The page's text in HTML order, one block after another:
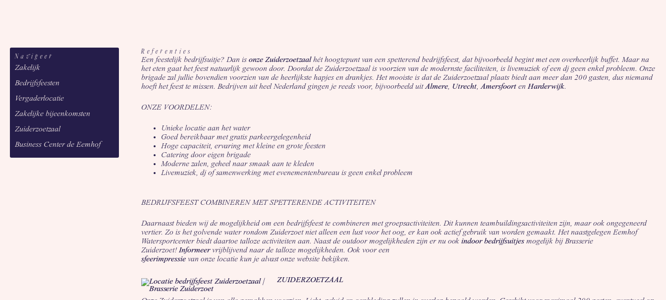
Navigeer
Zakelijk
Bedrijfsfeesten
Vergaderlocatie
Zakelijke bijeenkomsten
Zuiderzoetzaal
Business Center de Eemhof
Referenties
Een feestelijk bedrijfsuitje? Dan is onze Zuiderzoetzaalhét hoogtepunt van een spetterend bedrijfsfeest, dat bijvoorbeeld begint met een overheerlijk buffet. Maar na
het eten gaat het feest natuurlijk gewoon door. Doordat de Zuiderzoetzaal is voorzien van de modernste faciliteiten, is livemuziek of een dj geen enkel probleem. Onze
brigade zal jullie bovendien voorzien van de heerlijkste hapjes en drankjes. Het mooiste is dat de Zuiderzoetzaal plaats biedt aan meer dan 200 gasten, dus niemand
hoeft het feest te missen. Bedrijven uit heel Nederland gingen je reeds voor, bijvoorbeeld uitAlmere, Utrecht,AmersfoortenHarderwijk.
ONZE VOORDELEN:
Unieke locatie aan het water
Goed bereikbaar met gratis parkeergelegenheid
Hoge capaciteit, ervaring met kleine en grote feesten
Catering door eigen brigade
Moderne zalen, geheel naar smaak aan te kleden
Livemuziek, dj of samenwerking met evenementenbureau is geen enkel probleem
BEDRIJFSFEEST COMBINEREN MET SPETTERENDE ACTIVITEITEN
Daarnaast bieden wij de mogelijkheid om een bedrijfsfeest te combineren met groepsactiviteiten. Dit kunnen teambuildingsactiviteiten zijn, maar ook ongegeneerd
vertier. Zo is het golvende water rondom Zuiderzoet niet alleen een lust voor het oog, er kan ook actief gebruik van worden gemaakt. Het naastgelegen Eemhof
Watersportcenter biedt daartoe talloze activiteiten aan. Naast de outdoor mogelijkheden zijn er nu ook indoor bedrijfsuitjesmogelijk bij Brasserie
Zuiderzoet!Informeervrijblijvend naar de talloze mogelijkheden. Ook voor een
sfeerimpressievan onze locatie kun je alvast onze website bekijken.
ZUIDERZOETZAAL